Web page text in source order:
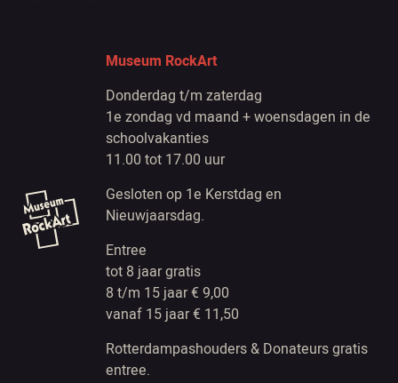
Museum RockArt
Donderdag t/m zaterdag
1e zondag vd maand + woensdagen in de
schoolvakanties
11.00 tot 17.00 uur
Gesloten op 1e Kerstdag en
Nieuwjaarsdag.
Entree
tot 8 jaar gratis
8 t/m 15 jaar € 9,00
vanaf 15 jaar € 11,50
Rotterdampashouders & Donateurs gratis
entree.